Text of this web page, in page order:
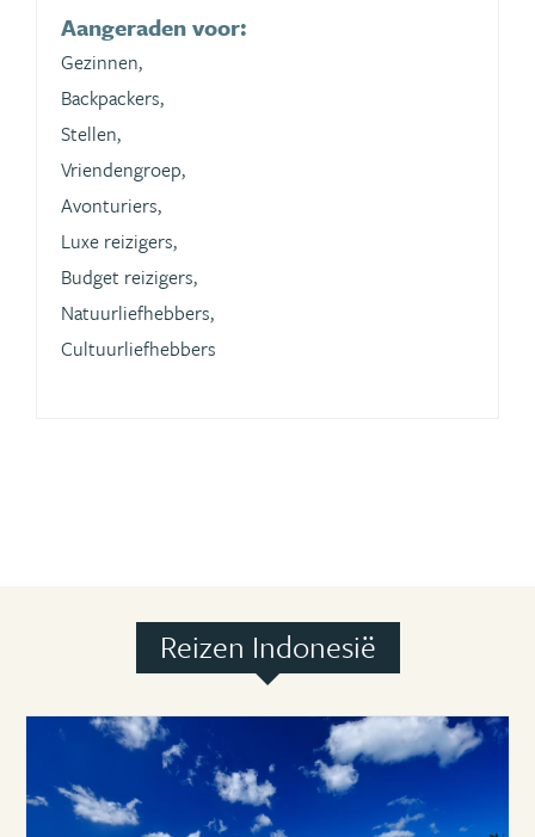
Aangeraden voor:
Gezinnen,
Backpackers,
Stellen,
Vriendengroep,
Avonturiers,
Luxe reizigers,
Budget reizigers,
Natuurliefhebbers,
Cultuurliefhebbers
Reizen Indonesië